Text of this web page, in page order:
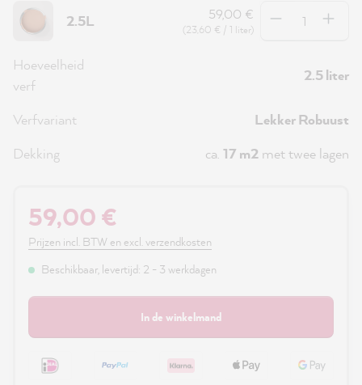
2.5L 59,00 €
(23,60 € / 1 liter)
Hoeveelheid
Hoeveelheid
verf
2.5 liter
Verfvariant
Lekker Robuust
Dekking
ca. 17 m2 met twee lagen
59,00 €
Prijzen incl. BTW en excl. verzendkosten
Beschikbaar, levertijd: 2 - 3 werkdagen
In de winkelmand